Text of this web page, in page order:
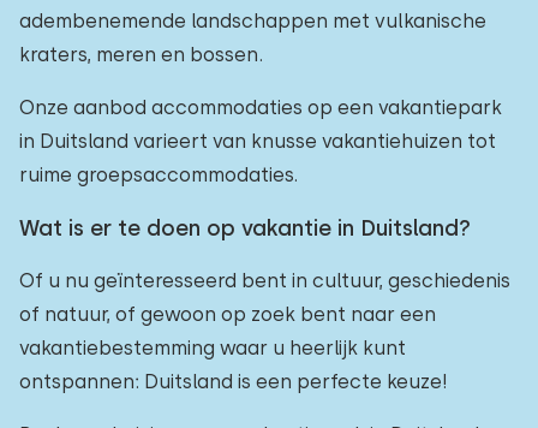
adembenemende landschappen met vulkanische
kraters, meren en bossen.
Onze aanbod accommodaties op een vakantiepark
in Duitsland varieert van knusse vakantiehuizen tot
ruime groepsaccommodaties.
Wat is er te doen op vakantie in Duitsland?
Of u nu geïnteresseerd bent in cultuur, geschiedenis
of natuur, of gewoon op zoek bent naar een
vakantiebestemming waar u heerlijk kunt
ontspannen: Duitsland is een perfecte keuze!